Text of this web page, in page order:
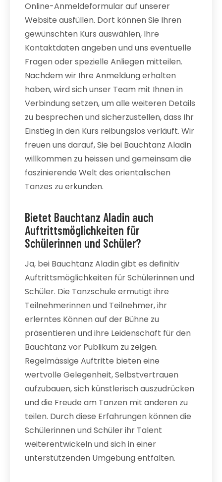
Online-Anmeldeformular auf unserer
Website ausfüllen. Dort können Sie Ihren
gewünschten Kurs auswählen, Ihre
Kontaktdaten angeben und uns eventuelle
Fragen oder spezielle Anliegen mitteilen.
Nachdem wir Ihre Anmeldung erhalten
haben, wird sich unser Team mit Ihnen in
Verbindung setzen, um alle weiteren Details
zu besprechen und sicherzustellen, dass Ihr
Einstieg in den Kurs reibungslos verläuft. Wir
freuen uns darauf, Sie bei Bauchtanz Aladin
willkommen zu heissen und gemeinsam die
faszinierende Welt des orientalischen
Tanzes zu erkunden.
Bietet Bauchtanz Aladin auch
Auftrittsmöglichkeiten für
Schülerinnen und Schüler?
Ja, bei Bauchtanz Aladin gibt es definitiv
Auftrittsmöglichkeiten für Schülerinnen und
Schüler. Die Tanzschule ermutigt ihre
Teilnehmerinnen und Teilnehmer, ihr
erlerntes Können auf der Bühne zu
präsentieren und ihre Leidenschaft für den
Bauchtanz vor Publikum zu zeigen.
Regelmässige Auftritte bieten eine
wertvolle Gelegenheit, Selbstvertrauen
aufzubauen, sich künstlerisch auszudrücken
und die Freude am Tanzen mit anderen zu
teilen. Durch diese Erfahrungen können die
Schülerinnen und Schüler ihr Talent
weiterentwickeln und sich in einer
unterstützenden Umgebung entfalten.